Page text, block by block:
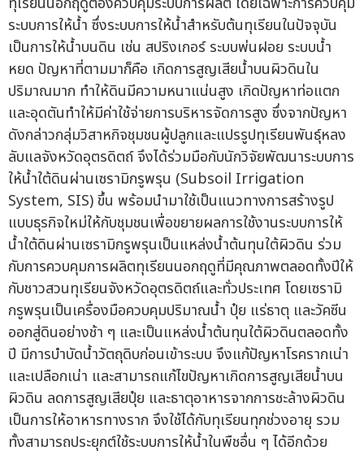
ระบบการให้น้ำ ซึ่งระบบการให้น้ำสำหรับต้นทุเรียนในปัจจุบัน
เป็นการให้น้ำบนดิน เช่น สปริงเกอร์ ระบบพ่นฝอย ระบบน้ำ
หยด ปัญหาที่ตามมาก็คือ เกิดการสูญเสียน้ำบนผิวดินใน
ปริมาณมาก ทำให้ดินมีความหนาแน่นสูง เกิดปัญหาท่อแตก
และอุดตันทำให้มีค่าใช้จ่ายการบริหารจัดการสูง ซึ่งจากปัญหา
ดังกล่าวกลุ่มวิสาหกิจชุมชนผู้ปลูกและแปรรูปทุเรียนพันธุ์หลง
ลับแลจังหวัดอุตรดิตถ์ จึงได้ร่วมมือกับนักวิจัยพัฒนาระบบการ
ให้น้ำใต้ดินผ่านเซรามิกรูพรุน (Subsoil Irrigation
System, SIS) ขึ้น พร้อมนำมาใช้เป็นแนวทางการสร้างรูป
แบบธุรกิจใหม่ให้กับชุมชนเพื่อขยายผลการใช้งานระบบการให้
น้ำใต้ดินผ่านเซรามิกรูพรุนเป็นแหล่งน้ำต้นทุนใต้ผิวดิน ร่วม
กับการควบคุมการผลิตทุเรียนนอกฤดูที่มีคุณภาพตลอดทั้งปีให้
กับชาวสวนทุเรียนจังหวัดอุตรดิตถ์และทั่วประเทศ โดยเซรามิ
กรูพรุนเป็นเครื่องมือควบคุมปริมาณน้ำ ปุ๋ย แร่ธาตุ และวัคซีน
ออกสู่ดินอย่างช้า ๆ และเป็นแหล่งน้ำต้นทุนใต้ผิวดินตลอดทั้ง
ปี มีการบำบัดน้ำวัตถุดิบก่อนเข้าระบบ จึงแก้ปัญหาโรครากเน่า
และเปลือกเน่า และสามารถแก้ไขปัญหาเกิดการสูญเสียน้ำบน
ผิวดิน ลดการสูญเสียปุ๋ย และธาตุอาหารจากการชะล้างผิวดิน
เป็นการให้อาหารทางราก จึงใช้ได้กับทุเรียนทุกช่วงอายุ รวม
ทั้งสามารถประยุกต์ใช้ระบบการให้น้ำในพืชอื่น ๆ ได้อีกด้วย